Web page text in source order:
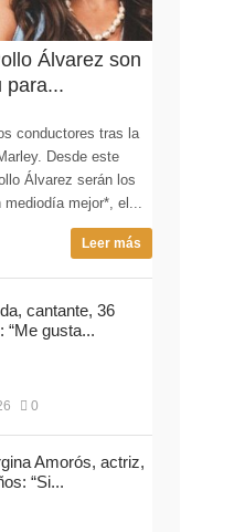
Álvarez son
para...
conductores tras la
Desde este
Álvarez serán los
mejor*, el...
Leer más
cantante, 36
“Me gusta...
0
Amorós, actriz,
“Si...